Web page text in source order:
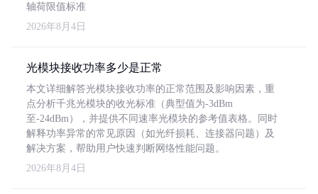
轴荷限值标准
2026年8月4日
光模块接收功率多少是正常
本文详细解答光模块接收功率的正常范围及影响因素，重
点分析千兆光模块的收光标准（典型值为-3dBm
至-24dBm），并提供不同速率光模块的参考值表格。同时
解释功率异常的常见原因（如光纤损耗、连接器问题）及
解决方案，帮助用户快速判断网络性能问题。
2026年8月4日